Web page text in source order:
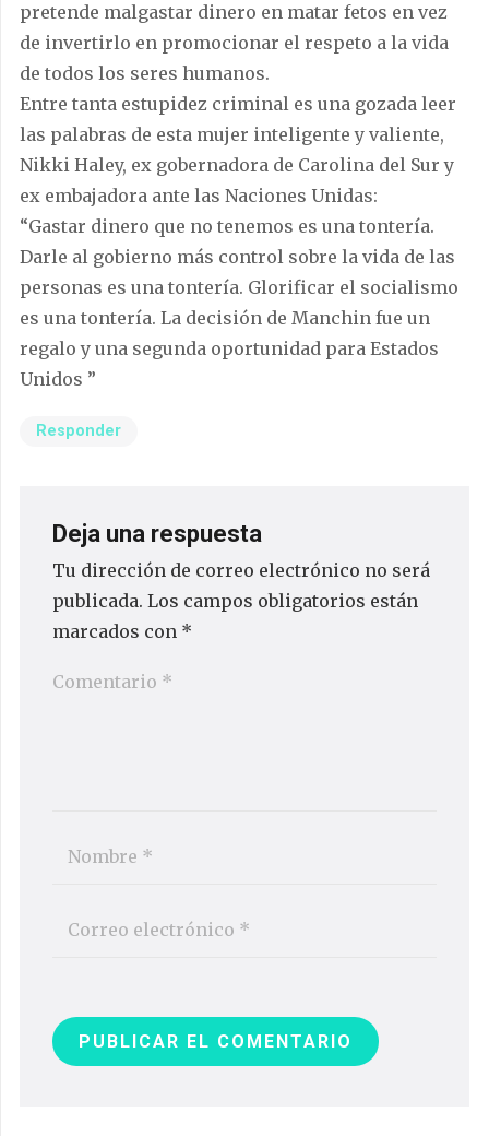
pretende malgastar dinero en matar fetos en vez
de invertirlo en promocionar el respeto a la vida
de todos los seres humanos.
Entre tanta estupidez criminal es una gozada leer
las palabras de esta mujer inteligente y valiente,
Nikki Haley, ex gobernadora de Carolina del Sur y
ex embajadora ante las Naciones Unidas:
“Gastar dinero que no tenemos es una tontería.
Darle al gobierno más control sobre la vida de las
personas es una tontería. Glorificar el socialismo
es una tontería. La decisión de Manchin fue un
regalo y una segunda oportunidad para Estados
Unidos ”
Responder
Deja una respuesta
Tu dirección de correo electrónico no será
publicada. Los campos obligatorios están
marcados con *
PUBLICAR EL COMENTARIO